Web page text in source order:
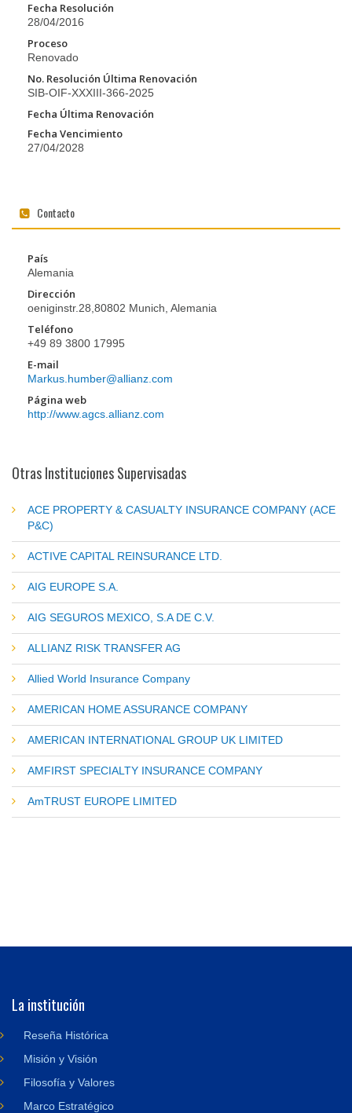
Fecha Resolución
28/04/2016
Proceso
Renovado
No. Resolución Última Renovación
SIB-OIF-XXXIII-366-2025
Fecha Última Renovación
Fecha Vencimiento
27/04/2028
Contacto
País
Alemania
Dirección
oeniginstr.28,80802 Munich, Alemania
Teléfono
+49 89 3800 17995
E-mail
Markus.humber@allianz.com
Página web
http://www.agcs.allianz.com
Otras Instituciones Supervisadas
ACE PROPERTY & CASUALTY INSURANCE COMPANY (ACE
P&C)
ACTIVE CAPITAL REINSURANCE LTD.
AIG EUROPE S.A.
AIG SEGUROS MEXICO, S.A DE C.V.
ALLIANZ RISK TRANSFER AG
Allied World Insurance Company
AMERICAN HOME ASSURANCE COMPANY
AMERICAN INTERNATIONAL GROUP UK LIMITED
AMFIRST SPECIALTY INSURANCE COMPANY
AmTRUST EUROPE LIMITED
La institución
Reseña Histórica
Misión y Visión
Filosofía y Valores
Marco Estratégico